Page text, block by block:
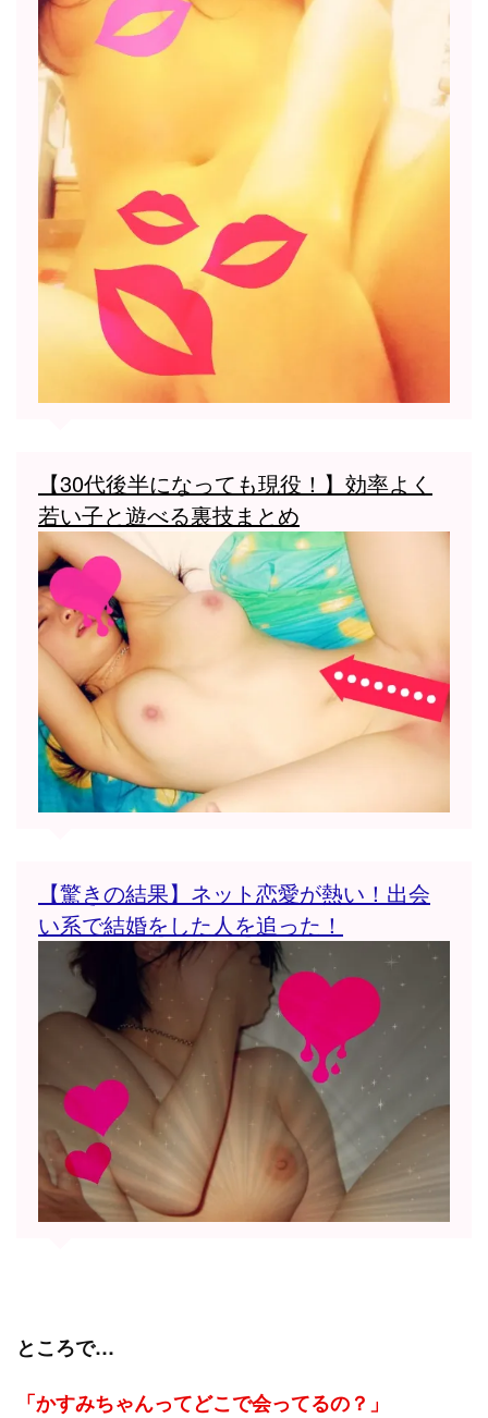
【30代後半になっても現役！】効率よく
若い子と遊べる裏技まとめ
【驚きの結果】ネット恋愛が熱い！出会
い系で結婚をした人を追った！
ところで…
「かすみちゃんってどこで会ってるの？」